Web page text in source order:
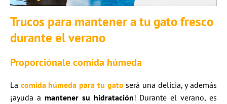
Trucos para mantener a tu gato fresco
durante el verano
Proporciónale comida húmeda
La comida húmeda para tu gato será una delicia, y además
¡ayuda a mantener su hidratación! Durante el verano, es